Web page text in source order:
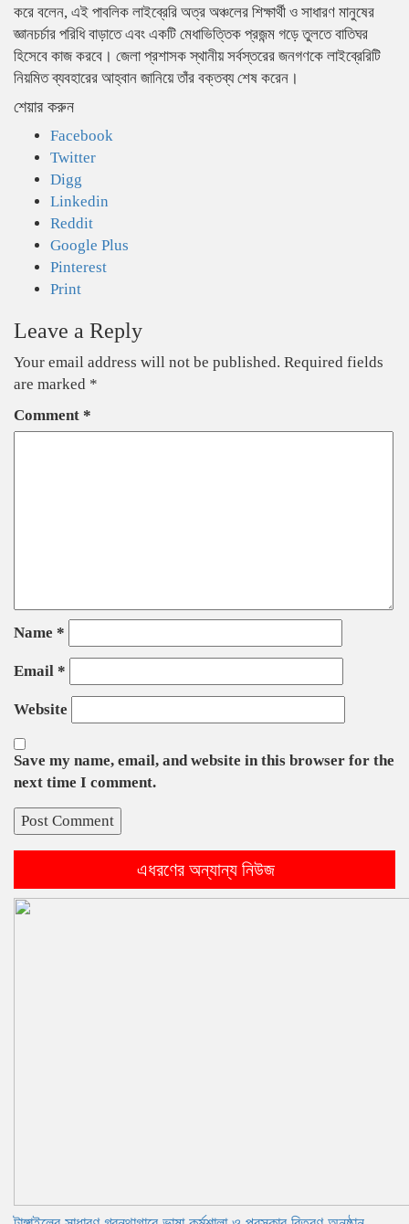
করে বলেন, এই পাবলিক লাইব্রেরি অত্র অঞ্চলের শিক্ষার্থী ও সাধারণ মানুষের
জ্ঞানচর্চার পরিধি বাড়াতে এবং একটি মেধাভিত্তিক প্রজন্ম গড়ে তুলতে বাতিঘর
হিসেবে কাজ করবে। জেলা প্রশাসক স্থানীয় সর্বস্তরের জনগণকে লাইব্রেরিটি
নিয়মিত ব্যবহারের আহ্বান জানিয়ে তাঁর বক্তব্য শেষ করেন।
শেয়ার করুন
Facebook
Twitter
Digg
Linkedin
Reddit
Google Plus
Pinterest
Print
Leave a Reply
Your email address will not be published. Required fields
are marked *
Comment *
Name *
Email *
Website
Save my name, email, and website in this browser for the
next time I comment.
এধরণের অন্যান্য নিউজ